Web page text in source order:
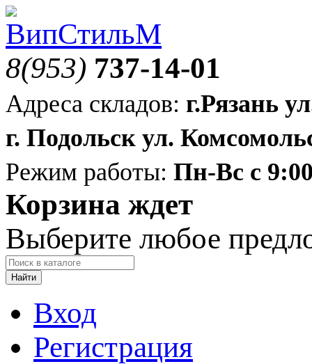
8(953) 737-14-01
Адреса складов: г.Рязань
г. Подольск ул.
Режим работы: Пн-Вс с
Корзина ждет
Выберите любое
Найти
Вход
Регистрация